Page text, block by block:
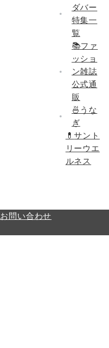
ダバー
特集一
覧
📚ファ
ッショ
ン雑誌
公式通
販
🍜うな
ぎ
💊サント
リーウエ
ルネス
お問い合わせ